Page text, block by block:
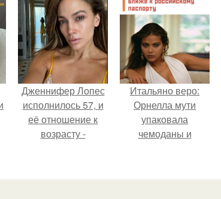
Дженнифер Лопес
исполнилось 57, и
её отношение к
возрасту -
уверенности: "не
Итальяно веро:
Орнелла мути
упаковала
чемоданы и
красным